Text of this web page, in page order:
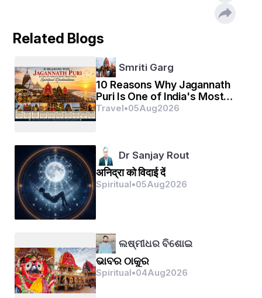
ସିଂହାର ଓ ଅନ୍ୟାନ୍ୟ ନୀତି ହୋଇବ । ଭିତରେ ଚନ୍ଦନ ଲାଗି
(ଚିତ୍ରକର ଗୋଟିଏ କନ୍ଦର୍ପ ପଟି ଦେଇଥିବା) ଅଧିବାସ
ସରିବା ପରେ ଏହାଙ୍କୁ ମହାସ୍ନାନ କରାନ୍ତି । ଏହାପରେ ଭୋଗ
ଓ ବନ୍ଦାପନା ହୁଅନ୍ତି ।
Related Blogs
Smriti Garg
10 Reasons Why Jagannath
Puri Is One of India's Most
Beautiful Spiritual
Travel•05Aug2026
Dr Sanjay Rout
अनिद्रा को विदाई दें
Spiritual•05Aug2026
ଲଷ୍ମୀଧର ବିଶୋଇ
ଭାବର ଠାକୁର
Spiritual•04Aug2026